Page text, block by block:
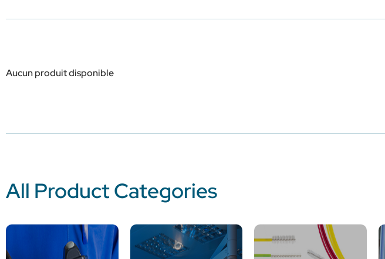
Aucun produit disponible
All Product Categories